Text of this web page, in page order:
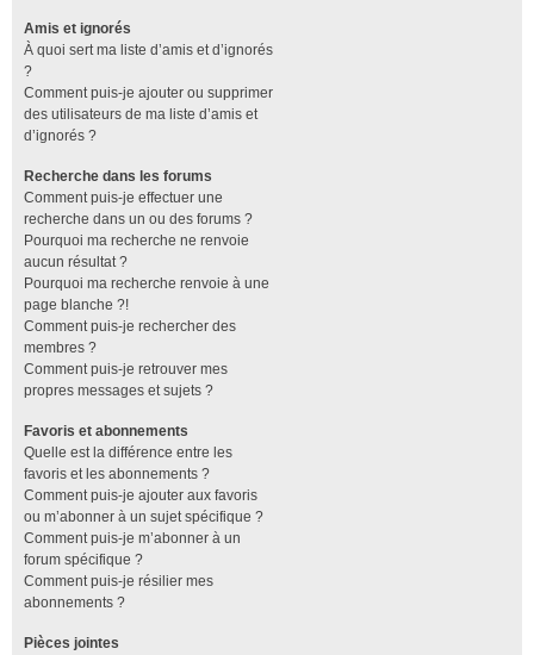
Amis et ignorés
À quoi sert ma liste d’amis et d’ignorés
?
Comment puis-je ajouter ou supprimer
des utilisateurs de ma liste d’amis et
d’ignorés ?
Recherche dans les forums
Comment puis-je effectuer une
recherche dans un ou des forums ?
Pourquoi ma recherche ne renvoie
aucun résultat ?
Pourquoi ma recherche renvoie à une
page blanche ?!
Comment puis-je rechercher des
membres ?
Comment puis-je retrouver mes
propres messages et sujets ?
Favoris et abonnements
Quelle est la différence entre les
favoris et les abonnements ?
Comment puis-je ajouter aux favoris
ou m’abonner à un sujet spécifique ?
Comment puis-je m’abonner à un
forum spécifique ?
Comment puis-je résilier mes
abonnements ?
Pièces jointes